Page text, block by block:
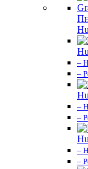
–
–
–
–
–
–